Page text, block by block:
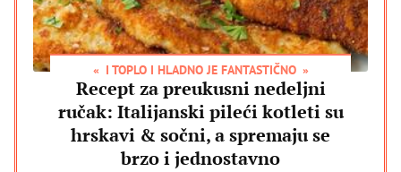
I TOPLO I HLADNO JE FANTASTIČNO
Recept za preukusni nedeljni
ručak: Italijanski pileći kotleti su
hrskavi & sočni, a spremaju se
brzo i jednostavno